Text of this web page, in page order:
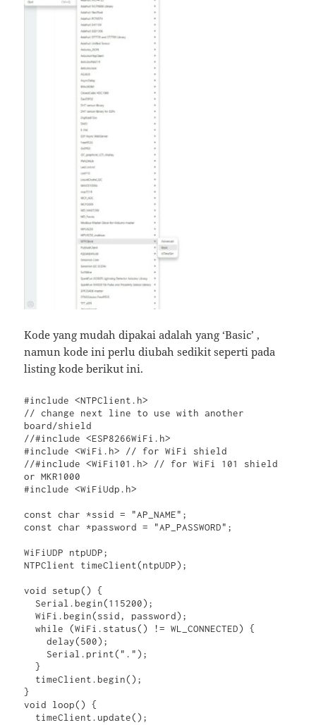
Kode yang mudah dipakai adalah yang ‘Basic’ ,
namun kode ini perlu diubah sedikit seperti pada
listing kode berikut ini.
#include <NTPClient.h>
// change next line to use with another
board/shield
//#include <ESP8266WiFi.h>
#include <WiFi.h> // for WiFi shield
//#include <WiFi101.h> // for WiFi 101 shield
or MKR1000
#include <WiFiUdp.h>
const char *ssid = "AP_NAME";
const char *password = "AP_PASSWORD";
WiFiUDP ntpUDP;
NTPClient timeClient(ntpUDP);
void setup() {
  WiFi.begin(ssid, password);
  while (WiFi.status() != WL_CONNECTED) {
    delay(500);
  }
}
void loop() {